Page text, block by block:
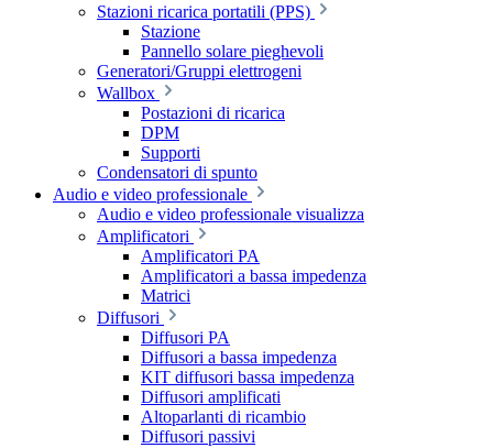
Stazioni ricarica portatili (PPS)
Stazione
Pannello solare pieghevoli
Generatori/Gruppi elettrogeni
Wallbox
Postazioni di ricarica
DPM
Supporti
Condensatori di spunto
Audio e video professionale
Audio e video professionale visualizza
Amplificatori
Amplificatori PA
Amplificatori a bassa impedenza
Matrici
Diffusori
Diffusori PA
Diffusori a bassa impedenza
KIT diffusori bassa impedenza
Diffusori amplificati
Altoparlanti di ricambio
Diffusori passivi